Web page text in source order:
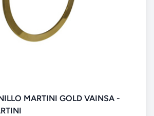
MARTINI GOLD VAINSA -